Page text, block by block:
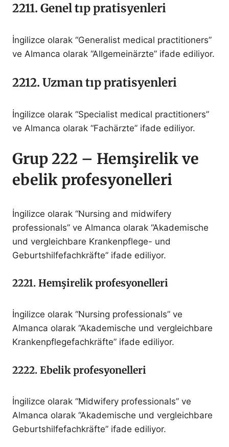
2211. Genel tıp pratisyenleri
İngilizce olarak “Generalist medical practitioners”
ve Almanca olarak “Allgemeinärzte” ifade ediliyor.
2212. Uzman tıp pratisyenleri
İngilizce olarak “Specialist medical practitioners”
ve Almanca olarak “Fachärzte” ifade ediliyor.
Grup 222 – Hemşirelik ve
ebelik profesyonelleri
İngilizce olarak “Nursing and midwifery
professionals” ve Almanca olarak “Akademische
und vergleichbare Krankenpflege- und
Geburtshilfefachkräfte” ifade ediliyor.
2221. Hemşirelik profesyonelleri
İngilizce olarak “Nursing professionals” ve
Almanca olarak “Akademische und vergleichbare
Krankenpflegefachkräfte” ifade ediliyor.
2222. Ebelik profesyonelleri
İngilizce olarak “Midwifery professionals” ve
Almanca olarak “Akademische und vergleichbare
Geburtshilfefachkräfte” ifade ediliyor.